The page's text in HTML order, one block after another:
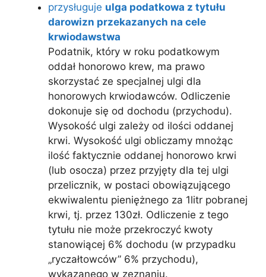
przysługuje ulga podatkowa z tytułu
darowizn przekazanych na cele
krwiodawstwa
Podatnik, który w roku podatkowym
oddał honorowo krew, ma prawo
skorzystać ze specjalnej ulgi dla
honorowych krwiodawców. Odliczenie
dokonuje się od dochodu (przychodu).
Wysokość ulgi zależy od ilości oddanej
krwi. Wysokość ulgi obliczamy mnożąc
ilość faktycznie oddanej honorowo krwi
(lub osocza) przez przyjęty dla tej ulgi
przelicznik, w postaci obowiązującego
ekwiwalentu pieniężnego za 1litr pobranej
krwi, tj. przez 130zł. Odliczenie z tego
tytułu nie może przekroczyć kwoty
stanowiącej 6% dochodu (w przypadku
„ryczałtowców” 6% przychodu),
wykazanego w zeznaniu.